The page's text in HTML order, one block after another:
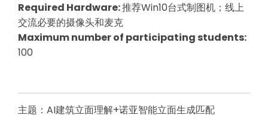
Required Hardware:推荐Win10台式制图机；线上
交流必要的摄像头和麦克
Maximum number of participating students:
100
主题：AI建筑立面理解+诺亚智能立面生成匹配